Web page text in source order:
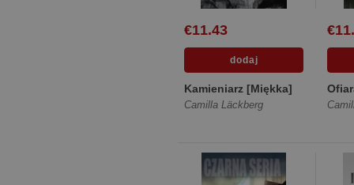
€11.43
Kamieniarz [Miękka]
Camilla Läckberg